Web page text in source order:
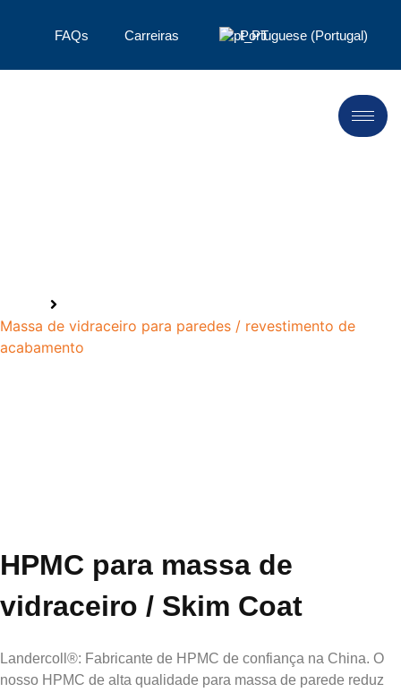
FAQs Carreiras Portuguese (Portugal)
Massa de vidraceiro para paredes / revestimento de
acabamento
HPMC para massa de
vidraceiro / Skim Coat
Landercoll®: Fabricante de HPMC de confiança na China. O
nosso HPMC de alta qualidade para massa de parede reduz